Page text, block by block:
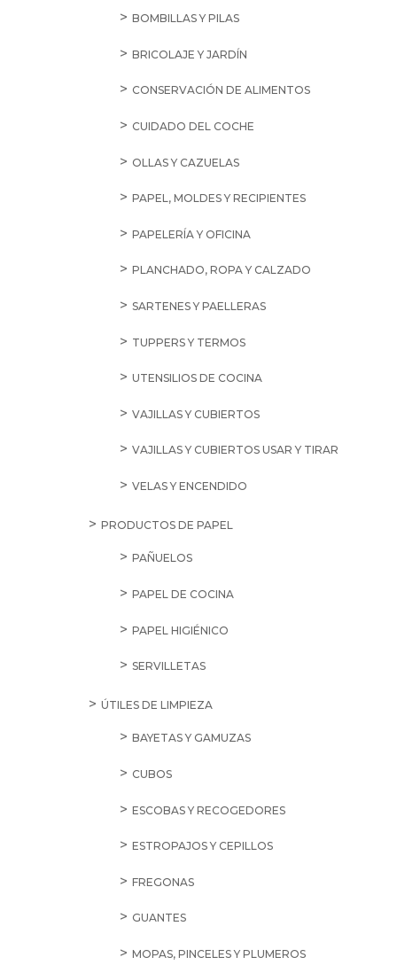
BOMBILLAS Y PILAS
BRICOLAJE Y JARDÍN
CONSERVACIÓN DE ALIMENTOS
CUIDADO DEL COCHE
OLLAS Y CAZUELAS
PAPEL, MOLDES Y RECIPIENTES
PAPELERÍA Y OFICINA
PLANCHADO, ROPA Y CALZADO
SARTENES Y PAELLERAS
TUPPERS Y TERMOS
UTENSILIOS DE COCINA
VAJILLAS Y CUBIERTOS
VAJILLAS Y CUBIERTOS USAR Y TIRAR
VELAS Y ENCENDIDO
PRODUCTOS DE PAPEL
PAÑUELOS
PAPEL DE COCINA
PAPEL HIGIÉNICO
SERVILLETAS
ÚTILES DE LIMPIEZA
BAYETAS Y GAMUZAS
CUBOS
ESCOBAS Y RECOGEDORES
ESTROPAJOS Y CEPILLOS
FREGONAS
GUANTES
MOPAS, PINCELES Y PLUMEROS